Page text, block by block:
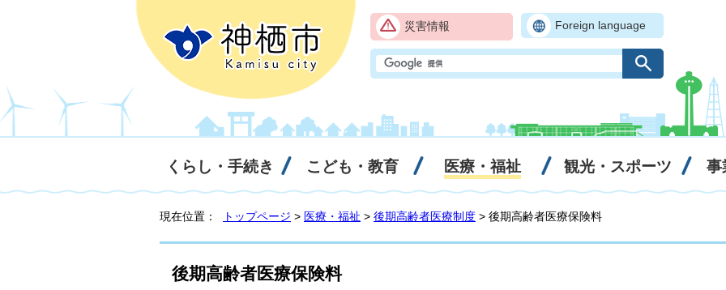
災害情報 Foreign language
くらし・手続き こども・教育 医療・福祉 観光・スポーツ 事
現在位置： トップページ > 医療・福祉 > 後期高齢者医療制度 > 後期高齢者医療保険料
後期高齢者医療保険料